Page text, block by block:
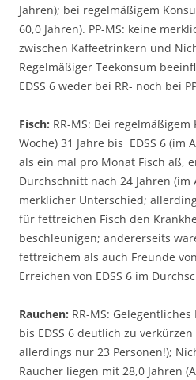
Jahren); bei regelmäßigem
60,0 Jahren). PP-MS: keine
zwischen Kaffeetrinkern und
Regelmäßiger Teekonsum
EDSS 6 weder bei RR- noch bei
Fisch: RR-MS: Bei
Woche) 31 Jahre bis EDSS 6 (im
als ein mal pro Monat Fisch aß,
Durchschnitt nach 24 Jahren (im
merklicher Unterschied;
für fettreichen Fisch den
beschleunigen; andererseits
fettreichem als auch Freunde
Erreichen von EDSS 6 im
Rauchen: RR-MS:
bis EDSS 6 deutlich zu
allerdings nur 23 Personen!);
Raucher liegen mit 28,0 Jahren